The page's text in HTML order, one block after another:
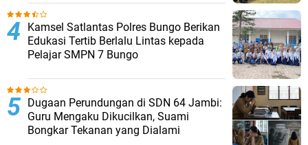
Kamsel Satlantas Polres Bungo Berikan
Edukasi Tertib Berlalu Lintas kepada
Pelajar SMPN 7 Bungo
Dugaan Perundungan di SDN 64 Jambi:
Guru Mengaku Dikucilkan, Suami
Bongkar Tekanan yang Dialami